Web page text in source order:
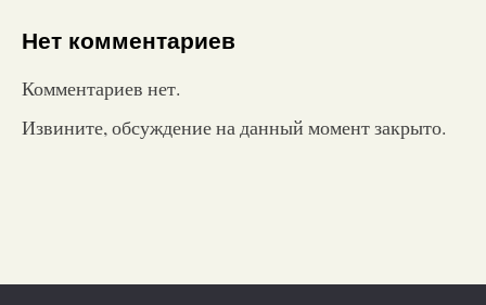
Нет комментариев
Комментариев нет.
Извините, обсуждение на данный момент закрыто.